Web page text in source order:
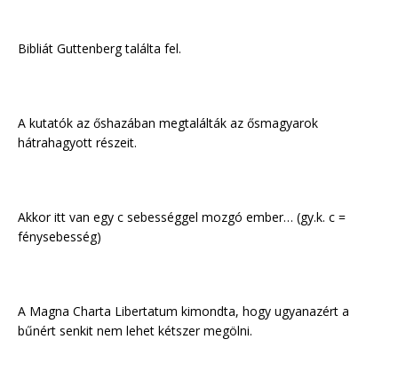
Bibliát Guttenberg találta fel.
A kutatók az őshazában megtalálták az ősmagyarok
hátrahagyott részeit.
Akkor itt van egy c sebességgel mozgó ember… (gy.k. c =
fénysebesség)
A Magna Charta Libertatum kimondta, hogy ugyanazért a
bűnért senkit nem lehet kétszer megölni.